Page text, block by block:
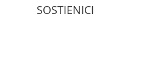
SOSTIENICI